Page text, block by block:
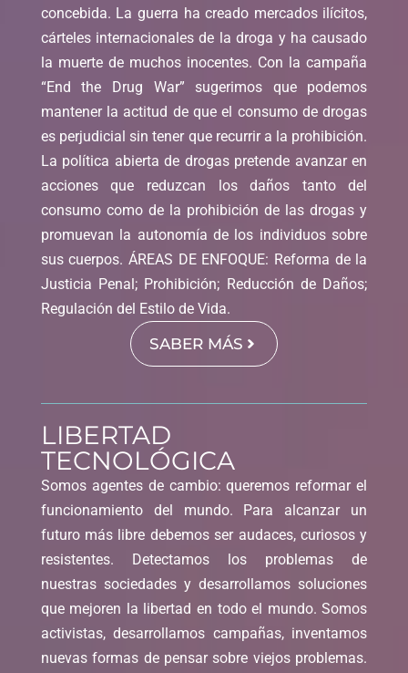
concebida. La guerra ha creado mercados ilícitos,
cárteles internacionales de la droga y ha causado
la muerte de muchos inocentes. Con la campaña
“End the Drug War” sugerimos que podemos
mantener la actitud de que el consumo de drogas
es perjudicial sin tener que recurrir a la prohibición.
La política abierta de drogas pretende avanzar en
acciones que reduzcan los daños tanto del
consumo como de la prohibición de las drogas y
promuevan la autonomía de los individuos sobre
sus cuerpos. ÁREAS DE ENFOQUE: Reforma de la
Justicia Penal; Prohibición; Reducción de Daños;
Regulación del Estilo de Vida.
SABER MÁS
LIBERTAD
TECNOLÓGICA
Somos agentes de cambio: queremos reformar el
funcionamiento del mundo. Para alcanzar un
futuro más libre debemos ser audaces, curiosos y
resistentes. Detectamos los problemas de
nuestras sociedades y desarrollamos soluciones
que mejoren la libertad en todo el mundo. Somos
activistas, desarrollamos campañas, inventamos
nuevas formas de pensar sobre viejos problemas.